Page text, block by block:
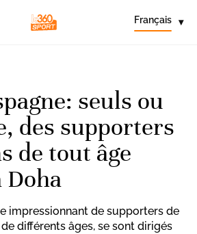
Français ▾
seuls ou
des supporters
de tout âge
impressionnant de supporters de
différents âges, se sont dirigés